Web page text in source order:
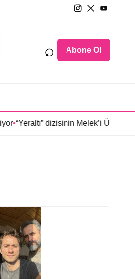
⌕ Abone Ol
“Yeraltı” dizisinin Melek’i Ülkü Hilal